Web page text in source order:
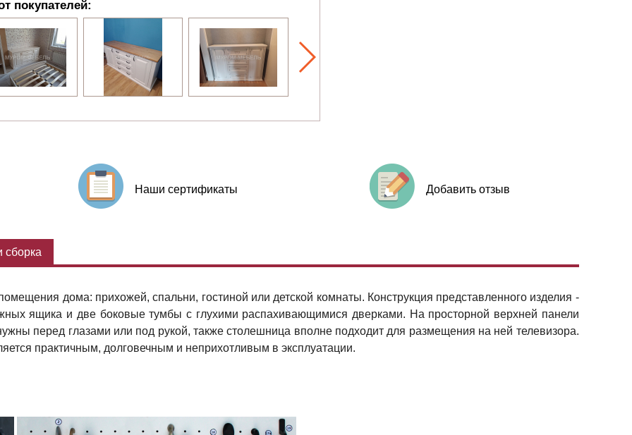
покупателей:
Наши сертификаты Добавить отзыв
дома: прихожей, спальни, гостиной или детской комнаты. Конструкция представленного изделия -
ящика и две боковые тумбы с глухими распахивающимися дверками. На просторной верхней панели
перед глазами или под рукой, также столешница вполне подходит для размещения на ней телевизора.
практичным, долговечным и неприхотливым в эксплуатации.